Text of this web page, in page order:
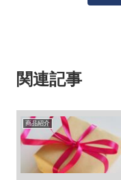
関連記事
商品紹介